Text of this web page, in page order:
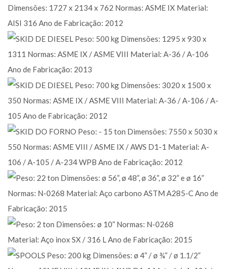
Outros Segmentos • Spool / Skid / Tubulação
Outros Segmentos • Spool / Skid / Tubulação
Outros Segmentos • Spool / Skid / Tubulação
Outros Segmentos • Spool / Skid / Tubulação
Tubulação em aço carbono
Tubulação em aço inox SX
Outros Segmentos • Spool / Skid / Tubulação